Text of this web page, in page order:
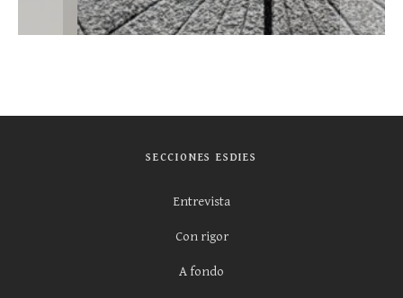
SECCIONES ESDIES
Entrevista
Con rigor
A fondo